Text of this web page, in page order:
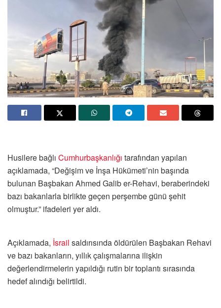
Husilere bağlı Cumhurbaşkanlığı tarafından yapılan
açıklamada, “Değişim ve İnşa Hükümeti’nin başında
bulunan Başbakan Ahmed Galib er-Rehavi, beraberindeki
bazı bakanlarla birlikte geçen perşembe günü şehit
olmuştur.” ifadeleri yer aldı.
Açıklamada, İsrail saldırısında öldürülen Başbakan Rehavi
ve bazı bakanların, yıllık çalışmalarına ilişkin
değerlendirmelerin yapıldığı rutin bir toplantı sırasında
hedef alındığı belirtildi.